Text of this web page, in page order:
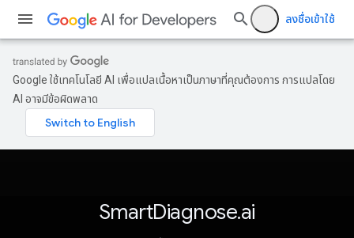
ลงชื่อเข้าใช้
Google ใช้เทคโนโลยี AI เพื่อแปลเนื้อหาเป็นภาษาที่คุณต้องการ การแปลโดย
AI อาจมีข้อผิดพลาด
SmartDiagnose.ai